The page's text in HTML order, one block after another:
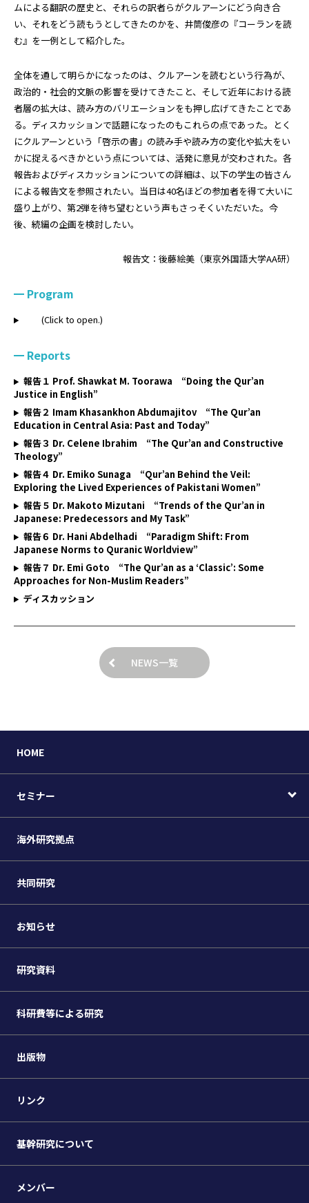
ムによる翻訳の歴史と、それらの訳者らがクルアーンにどう向き合
い、それをどう読もうとしてきたのかを、井筒俊彦の『コーランを読
む』を一例として紹介した。
全体を通して明らかになったのは、クルアーンを読むという行為が、
政治的・社会的文脈の影響を受けてきたこと、そして近年における読
者層の拡大は、読み方のバリエーションをも押し広げてきたことであ
る。ディスカッションで話題になったのもこれらの点であった。とく
にクルアーンという「啓示の書」の読み手や読み方の変化や拡大をい
かに捉えるべきかという点については、活発に意見が交わされた。各
報告およびディスカッションについての詳細は、以下の学生の皆さん
による報告文を参照されたい。当日は40名ほどの参加者を得て大いに
盛り上がり、第2弾を待ち望むという声もさっそくいただいた。今
後、続編の企画を検討したい。
報告文：後藤絵美（東京外国語大学AA研）
Program
(Click to open.)
Reports
報告１ Prof. Shawkat M. Toorawa “Doing the Qur’an
Justice in English”
報告２ Imam Khasankhon Abdumajitov “The Qur’an
Education in Central Asia: Past and Today”
報告３ Dr. Celene Ibrahim “The Qur’an and Constructive
Theology”
報告４ Dr. Emiko Sunaga “Qur’an Behind the Veil:
Exploring the Lived Experiences of Pakistani Women”
報告５ Dr. Makoto Mizutani “Trends of the Qur’an in
Japanese: Predecessors and My Task”
報告６ Dr. Hani Abdelhadi “Paradigm Shift: From
Japanese Norms to Quranic Worldview”
報告７ Dr. Emi Goto “The Qur’an as a ‘Classic’: Some
Approaches for Non-Muslim Readers”
ディスカッション
NEWS一覧
HOME
セミナー
海外研究拠点
共同研究
お知らせ
研究資料
科研費等による研究
出版物
リンク
基幹研究について
メンバー